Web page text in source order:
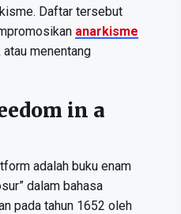
Daftar tersebut
anarkisme
menentang
in a
adalah buku enam
dalam bahasa
pada tahun 1652 oleh